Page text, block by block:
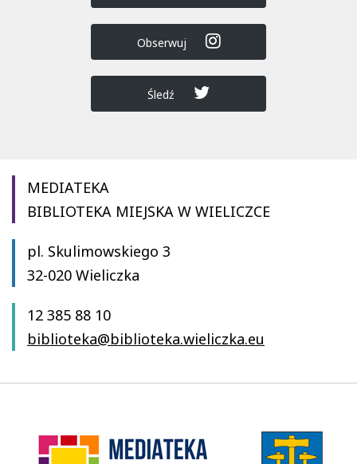
Obserwuj
Śledź
MEDIATEKA
BIBLIOTEKA MIEJSKA W WIELICZCE
pl. Skulimowskiego 3
32-020 Wieliczka
12 385 88 10
biblioteka@biblioteka.wieliczka.eu